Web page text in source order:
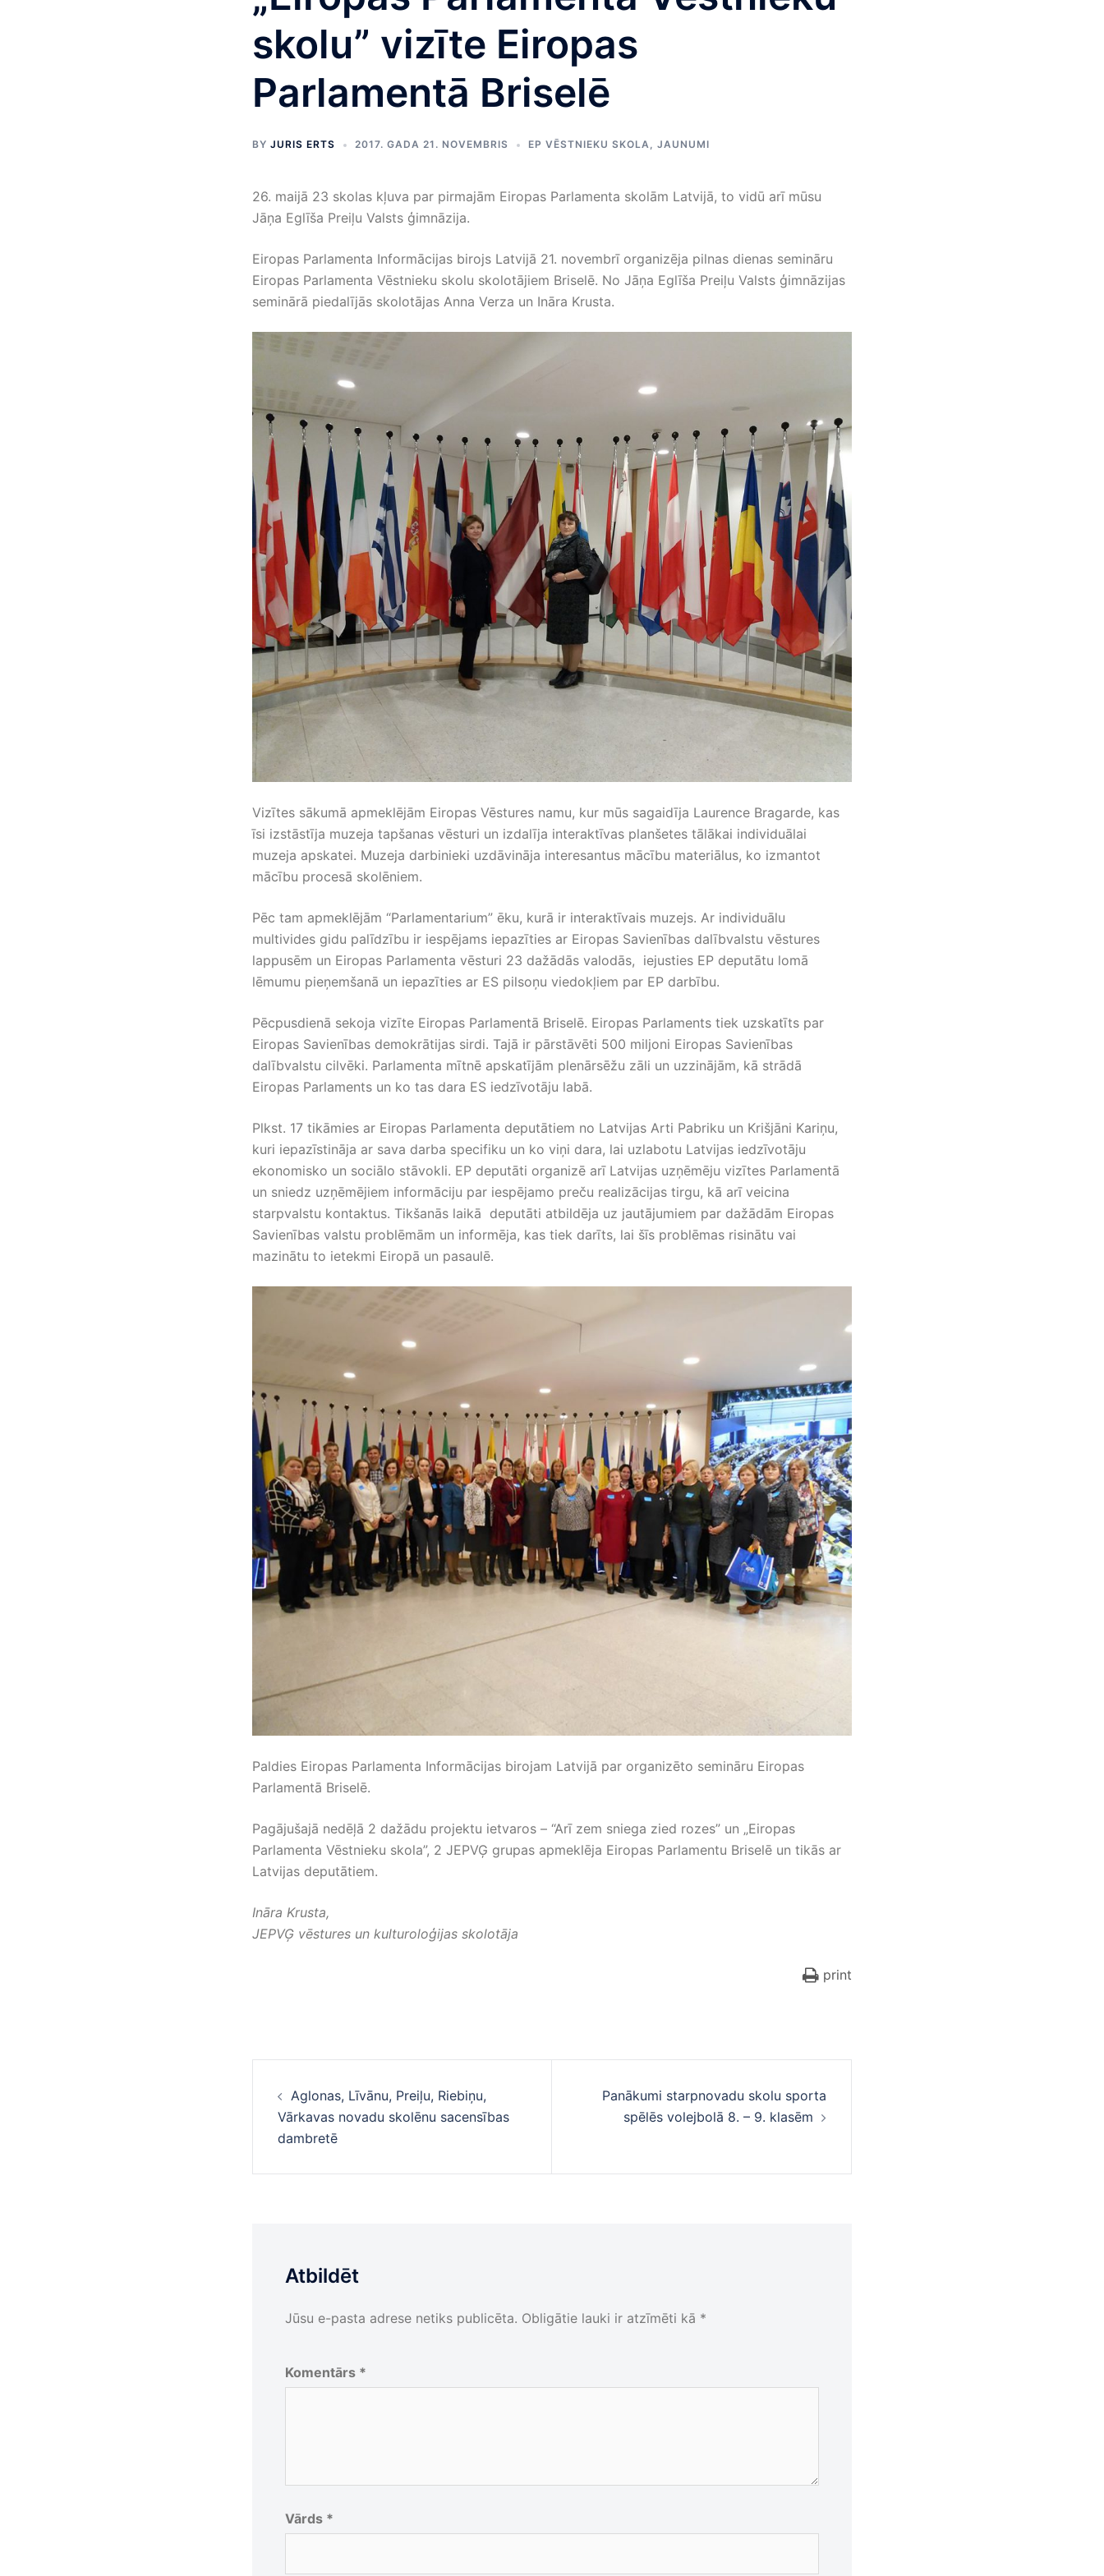
skolu” vizīte Eiropas
Parlamentā Briselē
BY JURIS ERTS 2017. GADA 21. NOVEMBRIS EP VĒSTNIEKU SKOLA, JAUNUMI
26. maijā 23 skolas kļuva par pirmajām Eiropas Parlamenta skolām Latvijā, to vidū arī mūsu
Jāņa Eglīša Preiļu Valsts ģimnāzija.
Eiropas Parlamenta Informācijas birojs Latvijā 21. novembrī organizēja pilnas dienas semināru
Eiropas Parlamenta Vēstnieku skolu skolotājiem Briselē. No Jāņa Eglīša Preiļu Valsts ģimnāzijas
seminārā piedalījās skolotājas Anna Verza un Ināra Krusta.
Vizītes sākumā apmeklējām Eiropas Vēstures namu, kur mūs sagaidīja Laurence Bragarde, kas
īsi izstāstīja muzeja tapšanas vēsturi un izdalīja interaktīvas planšetes tālākai individuālai
muzeja apskatei. Muzeja darbinieki uzdāvināja interesantus mācību materiālus, ko izmantot
mācību procesā skolēniem.
Pēc tam apmeklējām “Parlamentarium” ēku, kurā ir interaktīvais muzejs. Ar individuālu
multivides gidu palīdzību ir iespējams iepazīties ar Eiropas Savienības dalībvalstu vēstures
lappusēm un Eiropas Parlamenta vēsturi 23 dažādās valodās, iejusties EP deputātu lomā
lēmumu pieņemšanā un iepazīties ar ES pilsoņu viedokļiem par EP darbību.
Pēcpusdienā sekoja vizīte Eiropas Parlamentā Briselē. Eiropas Parlaments tiek uzskatīts par
Eiropas Savienības demokrātijas sirdi. Tajā ir pārstāvēti 500 miljoni Eiropas Savienības
dalībvalstu cilvēki. Parlamenta mītnē apskatījām plenārsēžu zāli un uzzinājām, kā strādā
Eiropas Parlaments un ko tas dara ES iedzīvotāju labā.
Plkst. 17 tikāmies ar Eiropas Parlamenta deputātiem no Latvijas Arti Pabriku un Krišjāni Kariņu,
kuri iepazīstināja ar sava darba specifiku un ko viņi dara, lai uzlabotu Latvijas iedzīvotāju
ekonomisko un sociālo stāvokli. EP deputāti organizē arī Latvijas uzņēmēju vizītes Parlamentā
un sniedz uzņēmējiem informāciju par iespējamo preču realizācijas tirgu, kā arī veicina
starpvalstu kontaktus. Tikšanās laikā deputāti atbildēja uz jautājumiem par dažādām Eiropas
Savienības valstu problēmām un informēja, kas tiek darīts, lai šīs problēmas risinātu vai
mazinātu to ietekmi Eiropā un pasaulē.
Paldies Eiropas Parlamenta Informācijas birojam Latvijā par organizēto semināru Eiropas
Parlamentā Briselē.
Pagājušajā nedēļā 2 dažādu projektu ietvaros – “Arī zem sniega zied rozes” un „Eiropas
Parlamenta Vēstnieku skola”, 2 JEPVĢ grupas apmeklēja Eiropas Parlamentu Briselē un tikās ar
Latvijas deputātiem.
Ināra Krusta,
JEPVĢ vēstures un kulturoloģijas skolotāja
print
navigācija
Aglonas, Līvānu, Preiļu, Riebiņu,
Vārkavas novadu skolēnu sacensības
dambretē
Panākumi starpnovadu skolu sporta
spēlēs volejbolā 8. – 9. klasēm
Atbildēt
Jūsu e-pasta adrese netiks publicēta. Obligātie lauki ir atzīmēti kā *
Komentārs *
Vārds *